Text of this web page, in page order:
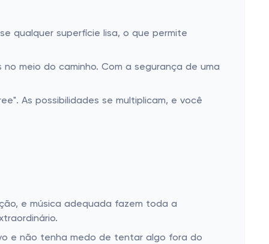
qualquer superfície lisa, o que permite
meio do caminho. Com a segurança de uma
As possibilidades se multiplicam, e você
e música adequada fazem toda a
e não tenha medo de tentar algo fora do